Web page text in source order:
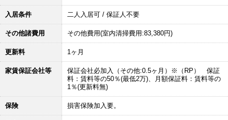
入居条件 二人入居可 / 保証人不要
その他諸費用 その他費用(室内清掃費用:83,380円)
更新料 1ヶ月
家賃保証会社等
保証会社必加入（その他:0.5ヶ月）※（RP） 保証
料：賃料等の50％(最低2万)、月額保証料：賃料等の
1％(更新料無)
保険 損害保険加入要。